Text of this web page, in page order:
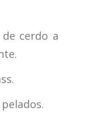
cerdo a